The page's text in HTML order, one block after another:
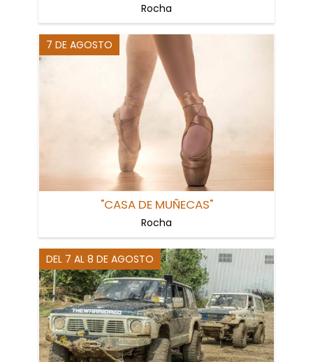
Rocha
7 DE AGOSTO
"CASA DE MUÑECAS"
Rocha
DEL 7 AL 8 DE AGOSTO